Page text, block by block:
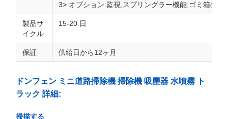
3> オプション:監視,スプリングラー機能,ゴミ箱の自
製品サ
イクル
15-20 日
保証 供給日から12ヶ月
ドンフェン ミニ道路掃除機 掃除機 吸塵器 水噴霧 ト
ラック 詳細:
掃描する